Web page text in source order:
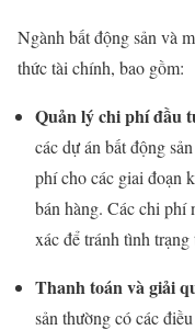
Ngành bất động sản và
thức tài chính, bao gồm:
Quản lý chi phí đầu
các dự án bất động
phí cho các giai đoạn
bán hàng. Các chi phí
xác để tránh tình
Thanh toán và giải
sản thường có các